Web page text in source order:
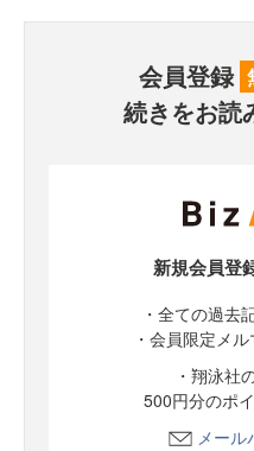
会員登録
続きをお読
新規会員登
・全ての過去
・会員限定メ
・翔泳社
500円分のポ
メール